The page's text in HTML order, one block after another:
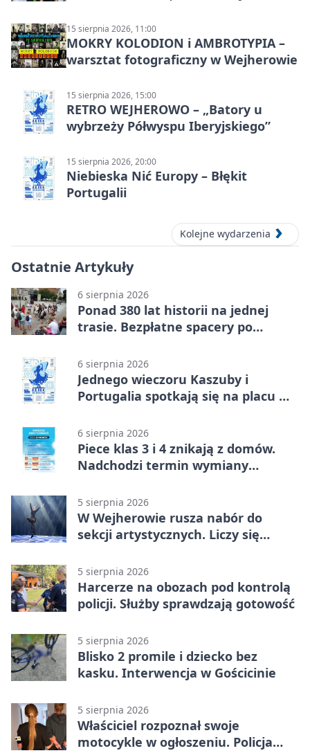
15 sierpnia 2026, 11:00
MOKRY KOLODION i AMBROTYPIA –
warsztat fotograficzny w Wejherowie
15 sierpnia 2026, 15:00
RETRO WEJHEROWO – „Batory u
wybrzeży Półwyspu Iberyjskiego”
15 sierpnia 2026, 20:00
Niebieska Nić Europy – Błękit
Portugalii
Kolejne wydarzenia
Ostatnie Artykuły
6 sierpnia 2026
Ponad 380 lat historii na jednej
trasie. Bezpłatne spacery po
6 sierpnia 2026
Jednego wieczoru Kaszuby i
Portugalia spotkają się na placu w
6 sierpnia 2026
Piece klas 3 i 4 znikają z domów.
Nadchodzi termin wymiany
5 sierpnia 2026
W Wejherowie rusza nabór do
sekcji artystycznych. Liczy się
5 sierpnia 2026
Harcerze na obozach pod kontrolą
policji. Służby sprawdzają gotowość
5 sierpnia 2026
Blisko 2 promile i dziecko bez
kasku. Interwencja w Gościcinie
5 sierpnia 2026
Właściciel rozpoznał swoje
motocykle w ogłoszeniu. Policja